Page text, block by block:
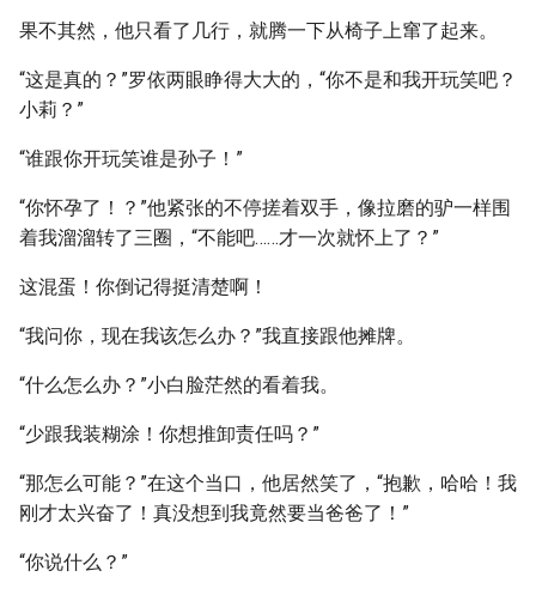
果不其然，他只看了几行，就腾一下从椅子上窜了起来。
“这是真的？”罗依两眼睁得大大的，“你不是和我开玩笑吧？
小莉？”
“谁跟你开玩笑谁是孙子！”
“你怀孕了！？”他紧张的不停搓着双手，像拉磨的驴一样围
着我溜溜转了三圈，“不能吧……才一次就怀上了？”
这混蛋！你倒记得挺清楚啊！
“我问你，现在我该怎么办？”我直接跟他摊牌。
“什么怎么办？”小白脸茫然的看着我。
“少跟我装糊涂！你想推卸责任吗？”
“那怎么可能？”在这个当口，他居然笑了，“抱歉，哈哈！我
刚才太兴奋了！真没想到我竟然要当爸爸了！”
“你说什么？”